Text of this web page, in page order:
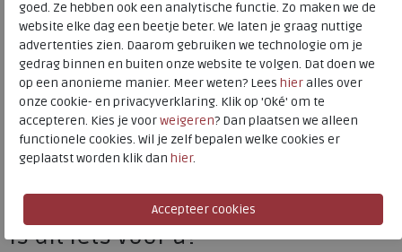
Birkenstock
Toon alles vanBirkenstock
Naar alleslippers
Naar alleBirkenstock slippers
Is dit iets voor u?
goed. Ze hebben ook een analytische functie. Zo maken we de
website elke dag een beetje beter. We laten je graag nuttige
advertenties zien. Daarom gebruiken we technologie om je
gedrag binnen en buiten onze website te volgen. Dat doen we
op een anonieme manier. Meer weten? Lees hieralles over
onze cookie- en privacyverklaring. Klik op 'Oké' om te
accepteren. Kies je voorweigeren? Dan plaatsen we alleen
functionele cookies. Wil je zelf bepalen welke cookies er
geplaatst worden klik dan hier.